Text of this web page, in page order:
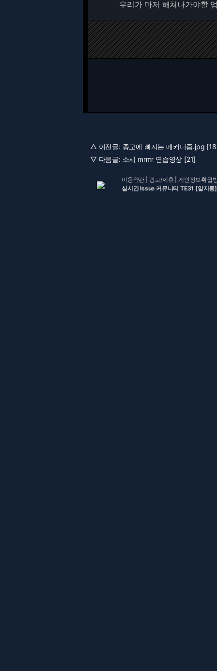
우리가 마저 해쳐나가야할
△ 이전글: 종교에 빠지는 메커니즘.jpg
▽ 다음글: 소시 mrmr 연습영상 [21]
이용약관 광고/제휴 |개인정보취급
실시간 Issue 커뮤니티 TE31 [알지